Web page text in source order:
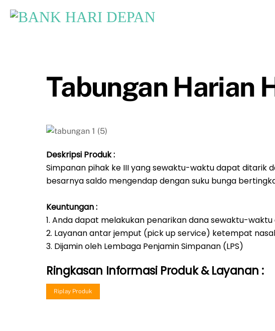
Tabungan Harian
Deskripsi Produk :
Simpanan pihak ke III yang sewaktu-waktu dapat ditarik
besarnya saldo mengendap dengan suku bunga
Keuntungan :
1. Anda dapat melakukan penarikan dana sewaktu-waktu
2. Layanan antar jemput (pick up service) ketempat
3. Dijamin oleh Lembaga Penjamin Simpanan (LPS)
Ringkasan Informasi Produk &Layanan :
Riplay Produk